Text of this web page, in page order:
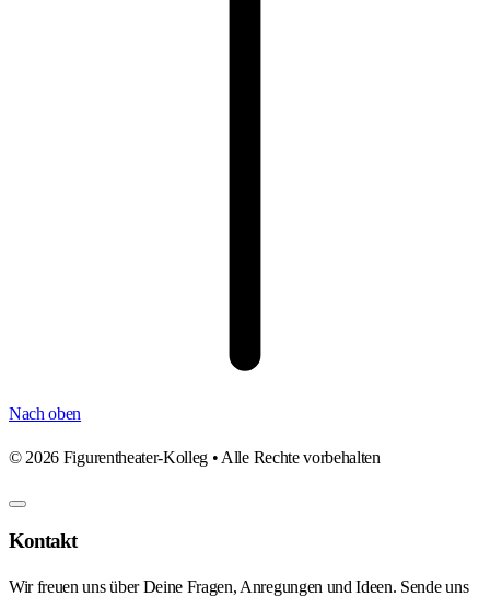
Nach oben
© 2026 Figurentheater-Kolleg • Alle Rechte vorbehalten
Kontakt
Wir freuen uns über Deine Fragen, Anregungen und Ideen. Sende uns